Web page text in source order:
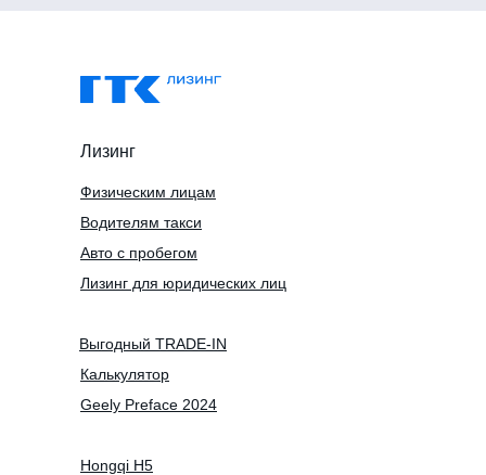
Лизинг
Водителям такси
Физическим лицам
Авто с пробегом
Лизинг для юридических лиц
Калькулятор
Hongqi H5
Выгодный TRADE-IN
Geely Preface 2024